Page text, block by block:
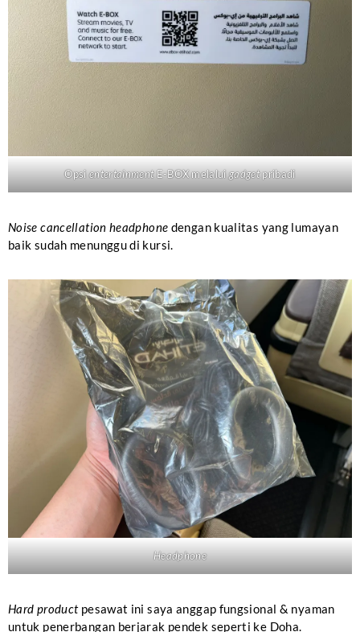
OpsientertainmentE-BOX melaluigadgetpribadi
Noise cancellation headphone dengan kualitas yang lumayan
baik sudah menunggu di kursi.
Headphone
Hard productpesawat ini saya anggap fungsional & nyaman
untuk penerbangan berjarak pendek seperti ke Doha.